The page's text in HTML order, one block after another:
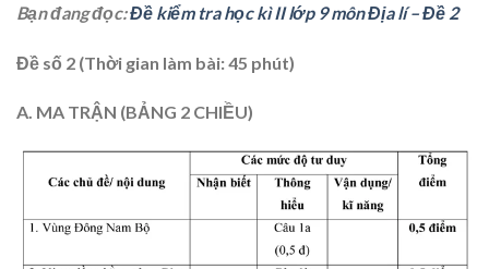
Bạn đang đọc:Đề kiểm tra học kì II lớp 9 môn Địa lí – Đề 2
Đề số 2 (Thời gian làm bài: 45 phút)
A. MA TRẬN (BẢNG 2 CHIỀU)